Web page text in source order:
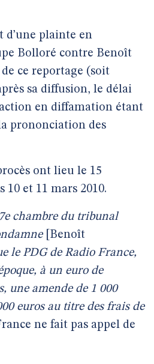
d’une plainte en
Bolloré contre Benoît
ce reportage (soit
sa diffusion, le délai
en diffamation étant
prononciation des
ont lieu le 15
10 et 11 mars 2010.
chambre du tribunal
[Benoît
le PDG de Radio France,
à un euro de
une amende de 1 000
euros au titre des frais de
ne fait pas appel de